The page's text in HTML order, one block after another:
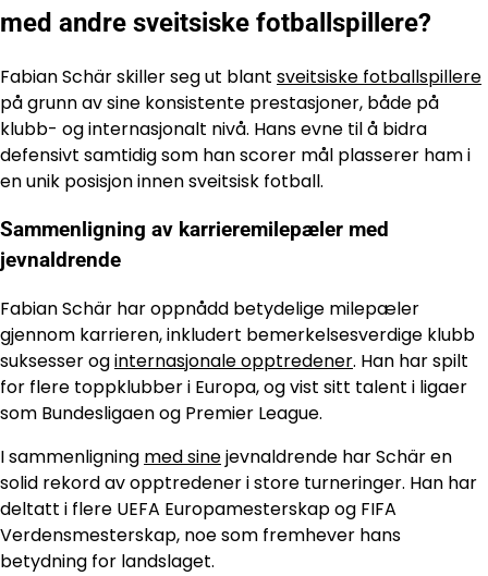
med andre sveitsiske fotballspillere?
Fabian Schär skiller seg ut blant sveitsiske fotballspillere
på grunn av sine konsistente prestasjoner, både på
klubb- og internasjonalt nivå. Hans evne til å bidra
defensivt samtidig som han scorer mål plasserer ham i
en unik posisjon innen sveitsisk fotball.
Sammenligning av karrieremilepæler med
jevnaldrende
Fabian Schär har oppnådd betydelige milepæler
gjennom karrieren, inkludert bemerkelsesverdige klubb
suksesser oginternasjonale opptredener. Han har spilt
for flere toppklubber i Europa, og vist sitt talent i ligaer
som Bundesligaen og Premier League.
I sammenligning med sinejevnaldrende har Schär en
solid rekord av opptredener i store turneringer. Han har
deltatt i flere UEFA Europamesterskap og FIFA
Verdensmesterskap, noe som fremhever hans
betydning for landslaget.